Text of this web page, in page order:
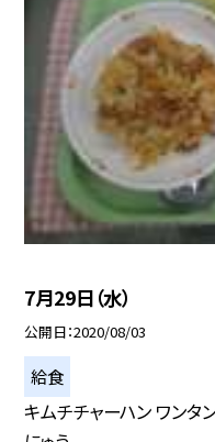
7月29日（水）
公開日 2020/08/03
給食
キムチチャーハン ワンタ